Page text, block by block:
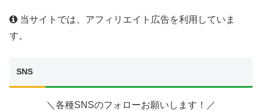
当サイトでは、アフィリエイト広告を利用していま
す。
SNS
＼各種SNSのフォローお願いします！／